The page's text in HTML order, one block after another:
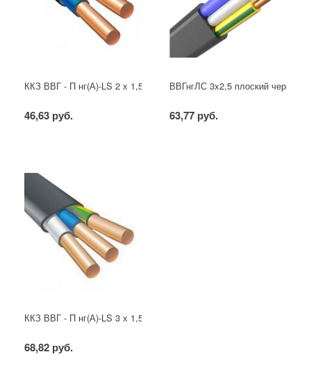
ККЗ ВВГ - П нг(А)-LS 2 х 1,5 ГОСТ
46,63 руб.
ВВГнгЛС 3x2,5 плоский черный
63,77 руб.
ККЗ ВВГ - П нг(А)-LS 3 х 1,5 ГОСТ
68,82 руб.